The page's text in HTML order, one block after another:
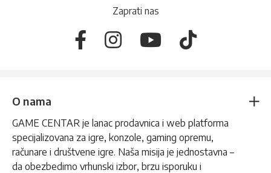
Zaprati nas
O nama
GAME CENTAR je lanac prodavnica i web platforma
specijalizovana za igre, konzole, gaming opremu,
računare i društvene igre. Naša misija je jednostavna –
da obezbedimo vrhunski izbor, brzu isporuku i